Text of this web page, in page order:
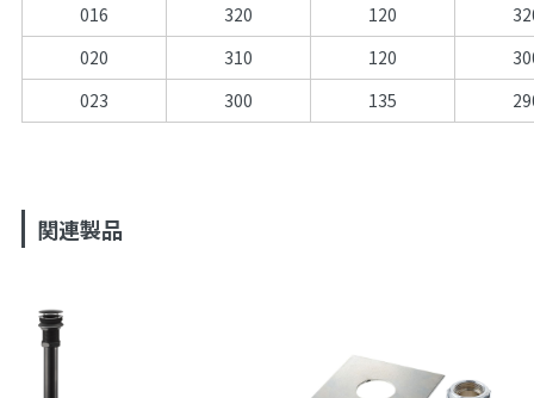
016
320 120
020
310 120
023
300 135
関連製品